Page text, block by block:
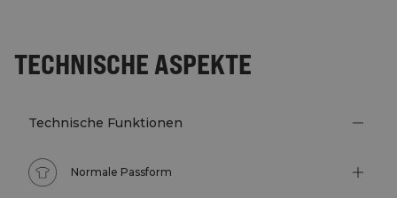
TECHNISCHE ASPEKTE
Technische Funktionen
Normale Passform